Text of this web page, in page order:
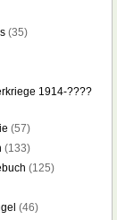
(35)
1914-????
(57)
(133)
(125)
(46)